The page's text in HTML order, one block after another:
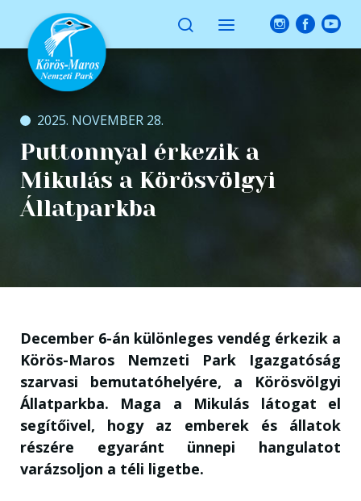
2025. NOVEMBER 28.
Puttonnyal érkezik a
Mikulás a Körösvölgyi
Állatparkba
December 6-án különleges vendég érkezik a
Körös-Maros Nemzeti Park Igazgatóság
szarvasi bemutatóhelyére, a Körösvölgyi
Állatparkba. Maga a Mikulás látogat el
segítőivel, hogy az emberek és állatok
részére egyaránt ünnepi hangulatot
varázsoljon a téli ligetbe.